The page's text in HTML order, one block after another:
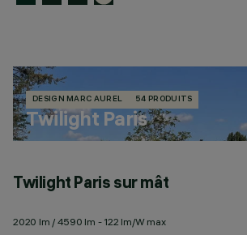
DESIGN MARC AUREL 54 PRODUITS
Twilight Paris
Twilight Paris sur mât
2020 lm / 4590 lm - 122 lm/W max